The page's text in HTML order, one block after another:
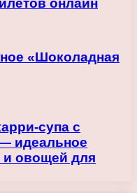
«Шоколадная
супа с
идеальное
и овощей для